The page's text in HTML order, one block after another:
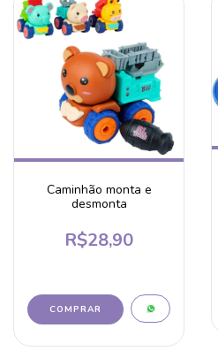
Caminhão monta e
desmonta
R$28,90